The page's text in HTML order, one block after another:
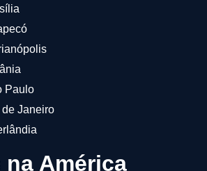
Paulo
Janeiro
na América